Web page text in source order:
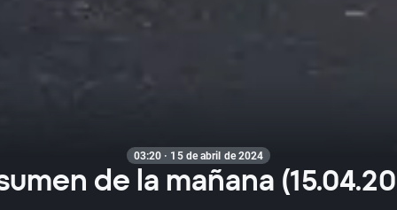
03:20 · 15 de abril de 2024
de la mañana